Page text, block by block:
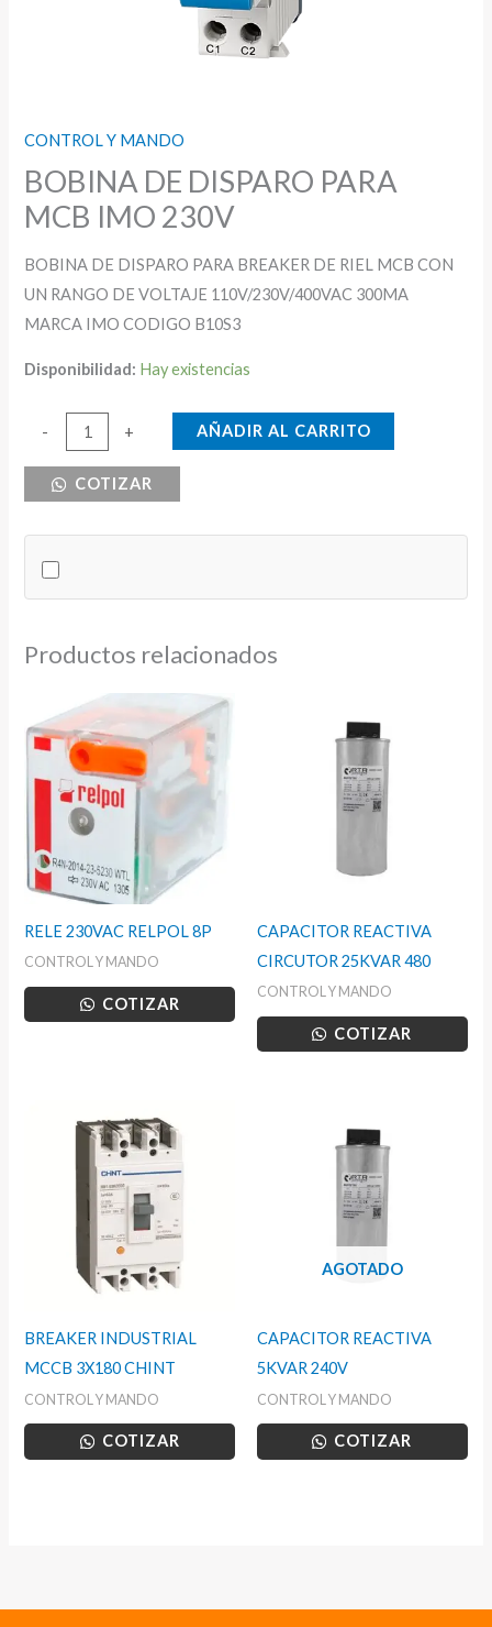
CONTROL Y MANDO
BOBINA DE DISPARO PARA
MCB IMO 230V
BOBINA DE DISPARO PARA BREAKER DE RIEL MCB CON
UN RANGO DE VOLTAJE 110V/230V/400VAC 300MA
MARCA IMO CODIGO B10S3
Disponibilidad: Hay existencias
-
BOBINA
DISPARO
IMO
230V
+ AÑADIR AL CARRITO
COTIZAR
Productos relacionados
RELE 230VAC RELPOL 8P
CONTROL Y MANDO
COTIZAR
CAPACITOR REACTIVA
CIRCUTOR 25KVAR 480
CONTROL Y MANDO
COTIZAR
BREAKER INDUSTRIAL
MCCB 3X180 CHINT
CONTROL Y MANDO
COTIZAR
AGOTADO
CAPACITOR REACTIVA
5KVAR 240V
CONTROL Y MANDO
COTIZAR